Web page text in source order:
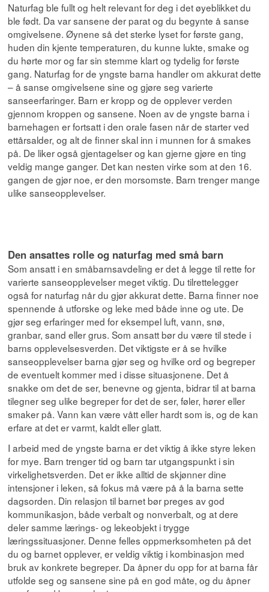
Naturfag ble fullt og helt relevant for deg i det øyeblikket du
ble født. Da var sansene der parat og du begynte å sanse
omgivelsene. Øynene så det sterke lyset for første gang,
huden din kjente temperaturen, du kunne lukte, smake og
du hørte mor og far sin stemme klart og tydelig for første
gang. Naturfag for de yngste barna handler om akkurat dette
– å sanse omgivelsene sine og gjøre seg varierte
sanseerfaringer. Barn er kropp og de opplever verden
gjennom kroppen og sansene. Noen av de yngste barna i
barnehagen er fortsatt i den orale fasen når de starter ved
ettårsalder, og alt de finner skal inn i munnen for å smakes
på. De liker også gjentagelser og kan gjerne gjøre en ting
veldig mange ganger. Det kan nesten virke som at den 16.
gangen de gjør noe, er den morsomste. Barn trenger mange
ulike sanseopplevelser.
Den ansattes rolle og naturfag med små barn
Som ansatt i en småbarnsavdeling er det å legge til rette for
varierte sanseopplevelser meget viktig. Du tilrettelegger
også for naturfag når du gjør akkurat dette. Barna finner noe
spennende å utforske og leke med både inne og ute. De
gjør seg erfaringer med for eksempel luft, vann, snø,
granbar, sand eller grus. Som ansatt bør du være til stede i
barns opplevelsesverden. Det viktigste er å se hvilke
sanseopplevelser barna gjør seg og hvilke ord og begreper
de eventuelt kommer med i disse situasjonene. Det å
snakke om det de ser, benevne og gjenta, bidrar til at barna
tilegner seg ulike begreper for det de ser, føler, hører eller
smaker på. Vann kan være vått eller hardt som is, og de kan
erfare at det er varmt, kaldt eller glatt.
I arbeid med de yngste barna er det viktig å ikke styre leken
for mye. Barn trenger tid og barn tar utgangspunkt i sin
virkelighetsverden. Det er ikke alltid de skjønner dine
intensjoner i leken, så fokus må være på å la barna sette
dagsorden. Din relasjon til barnet bør preges av god
kommunikasjon, både verbalt og nonverbalt, og at dere
deler samme lærings- og lekeobjekt i trygge
læringssituasjoner. Denne felles oppmerksomheten på det
du og barnet opplever, er veldig viktig i kombinasjon med
bruk av konkrete begreper. Da åpner du opp for at barna får
utfolde seg og sansene sine på en god måte, og du åpner